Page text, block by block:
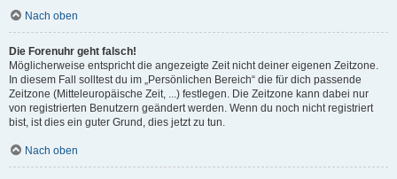
Nach oben
Die Forenuhr geht falsch!
Möglicherweise entspricht die angezeigte Zeit nicht deiner eigenen Zeitzone.
In diesem Fall solltest du im „Persönlichen Bereich“ die für dich passende
Zeitzone (Mitteleuropäische Zeit, ...) festlegen. Die Zeitzone kann dabei nur
von registrierten Benutzern geändert werden. Wenn du noch nicht registriert
bist, ist dies ein guter Grund, dies jetzt zu tun.
Nach oben